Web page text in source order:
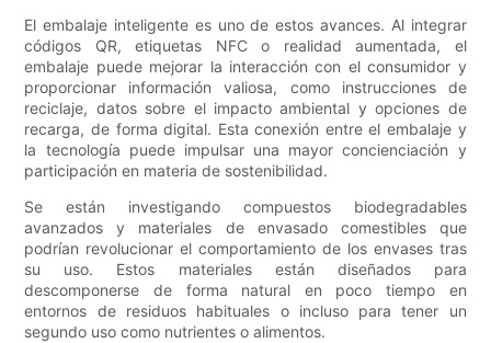
El embalaje inteligente es uno de estos avances. Al integrar
códigos QR, etiquetas NFC o realidad aumentada, el
embalaje puede mejorar la interacción con el consumidor y
proporcionar información valiosa, como instrucciones de
reciclaje, datos sobre el impacto ambiental y opciones de
recarga, de forma digital. Esta conexión entre el embalaje y
la tecnología puede impulsar una mayor concienciación y
participación en materia de sostenibilidad.
Se están investigando compuestos biodegradables
avanzados y materiales de envasado comestibles que
podrían revolucionar el comportamiento de los envases tras
su uso. Estos materiales están diseñados para
descomponerse de forma natural en poco tiempo en
entornos de residuos habituales o incluso para tener un
segundo uso como nutrientes o alimentos.